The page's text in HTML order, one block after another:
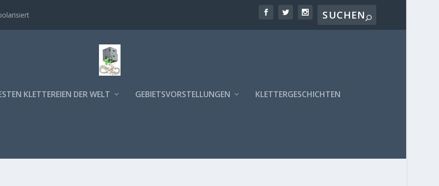
KLETTEREIEN DER WELT GEBIETSVORSTELLUNGEN KLETTERGESCHICHTEN